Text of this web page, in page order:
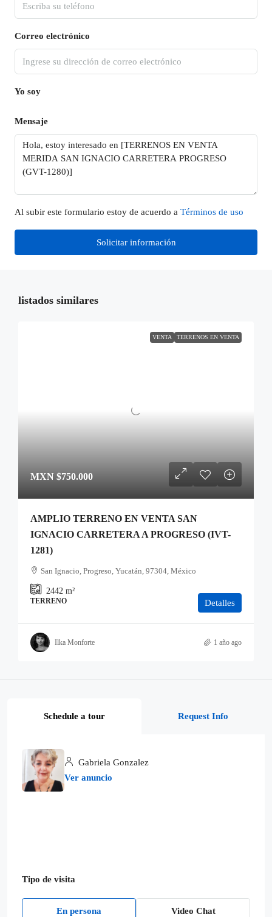
Correo electrónico
Yo soy
Mensaje
Al subir este formulario estoy de acuerdo a Términos de uso
Solicitar información
listados similares
VENTA TERRENOS EN VENTA
MXN $750.000
AMPLIO TERRENO EN VENTA SAN
IGNACIO CARRETERA A PROGRESO (IVT-
1281)
San Ignacio, Progreso, Yucatán, 97304, México
2442 m²
TERRENO Detalles
Ilka Monforte 1 año ago
Schedule a tour Request Info
Gabriela Gonzalez
Ver anuncio
Tipo de visita
En persona Video Chat